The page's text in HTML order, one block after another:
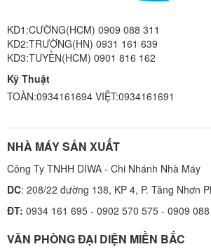
KD1:CƯỜNG(HCM) 0909 088 311
KD2:TRƯỜNG(HN) 0931 161 639
KD3:TUYỀN(HCM) 0901 816 162
Kỹ Thuật
TOÀN:0934161694 VIỆT:0934161691
NHÀ MÁY SẢN XUẤT
Công Ty TNHH DIWA - Chi Nhánh Nhà Máy
DC: 208/22 đường 138, KP 4, P. Tăng Nhơn
ĐT: 0934 161 695 - 0902 570 575 - 0909 088
VĂN PHÒNG ĐẠI DIỆN MIỀN BẮC